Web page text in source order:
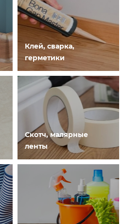
Клей, сварка,
герметики
Скотч, малярные
ленты